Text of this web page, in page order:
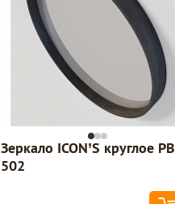
Зеркало ICON’S круглое РВ
502